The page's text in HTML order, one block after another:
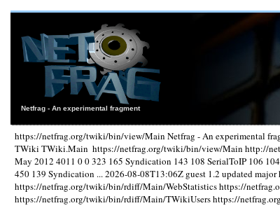
Netfrag - An experimental fragment
https://netfrag.org/twiki/bin/view/Main Netfrag - An experimental
TWiki TWiki.Main https://netfrag.org/twiki/bin/view/Main http://
May 2012 4011 0 0 323 165 Syndication 143 108 SerialToIP 106
450 139 Syndication ...2026-08-08T13:06Z guest 1.2 updatedmajor
https://netfrag.org/twiki/bin/rdiff/Main/WebStatisticshttps://
https://netfrag.org/twiki/bin/rdiff/Main/TWikiUsershttps://